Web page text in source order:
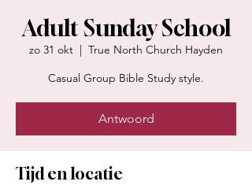
Adult Sunday School
zo 31 okt
  |
True North Church Hayden
Casual Group Bible Study style.
Antwoord
Tijd en locatie